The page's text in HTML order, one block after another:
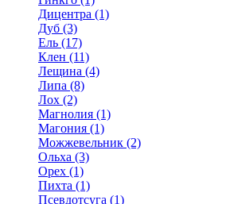
Дицентра (1)
Дуб (3)
Ель (17)
Клен (11)
Лещина (4)
Липа (8)
Лох (2)
Магнолия (1)
Магония (1)
Можжевельник (2)
Ольха (3)
Орех (1)
Пихта (1)
Псевдотсуга (1)